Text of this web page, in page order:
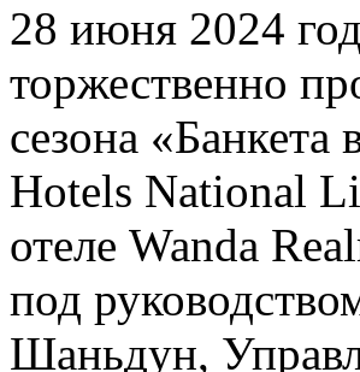
28 июня 2024
торжественно
сезона
Hotels National
отеле Wanda
под
Шаньдун,